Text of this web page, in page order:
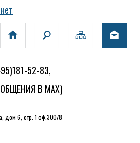
52-83,
В MAX)
дом 6, стр. 1 оф.300/8